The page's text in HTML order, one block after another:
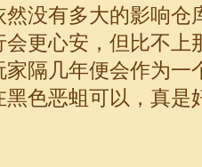
没有多大的影响仓
更心安，但比不上
隔几年便会作为一
色恶蛆可以，真是